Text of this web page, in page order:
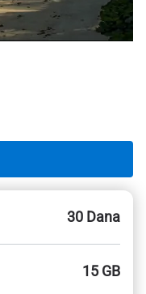
30 Dana
15 GB